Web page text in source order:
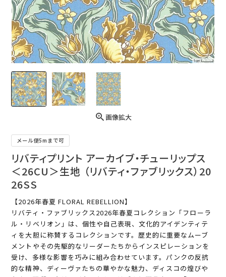
画像拡大
メール便5mまで可
リバティプリント アーカイブ・チューリップス
＜26CU＞生地 （リバティ・ファブリックス）20
26SS
【2026年春夏 FLORAL REBELLION】
リバティ・ファブリックス2026年春夏コレクション「フローラ
ル・リベリオン」は、個性や自己表現、文化的アイデンティテ
ィを大胆に称賛するコレクションです。歴史的に重要なムーブ
メントやその先駆的なリーダーたちからインスピレーションを
受け、多様な影響を巧みに組み合わせています。パンクの反抗
的な精神、ディーヴァたちの華やかな魅力、ディスコの煌びや